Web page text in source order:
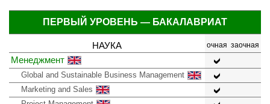
ПЕРВЫЙ УРОВЕНЬ — БАКАЛАВРИАТ
НАУКА очная заочная
Менеджмент
Global and Sustainable Business Management
Marketing and Sales